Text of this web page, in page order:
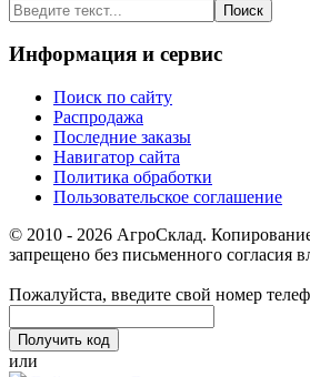
Поиск
Информация и сервис
Поиск по сайту
Распродажа
Последние заказы
Навигатор сайта
Политика обработки
Пользовательское соглашение
© 2010 - 2026 АгроСклад.
запрещено без письменного согласия
Пожалуйста, введите свой номер
или